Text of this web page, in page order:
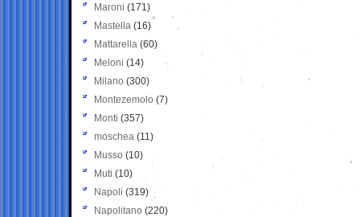
Maroni (171)
Mastella (16)
Mattarella (60)
Meloni (14)
Milano (300)
Montezemolo (7)
Monti (357)
moschea (11)
Musso (10)
Muti (10)
Napoli (319)
Napolitano (220)